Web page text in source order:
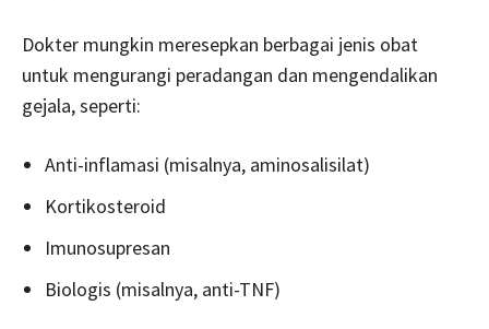
Dokter mungkin meresepkan berbagai jenis obat
untuk mengurangi peradangan dan mengendalikan
gejala, seperti:
Anti-inflamasi (misalnya, aminosalisilat)
Kortikosteroid
Imunosupresan
Biologis (misalnya, anti-TNF)